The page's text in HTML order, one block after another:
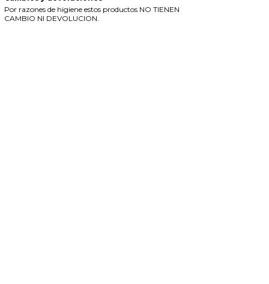
Por razones de higiene estos productos NO TIENEN
CAMBIO NI DEVOLUCION.